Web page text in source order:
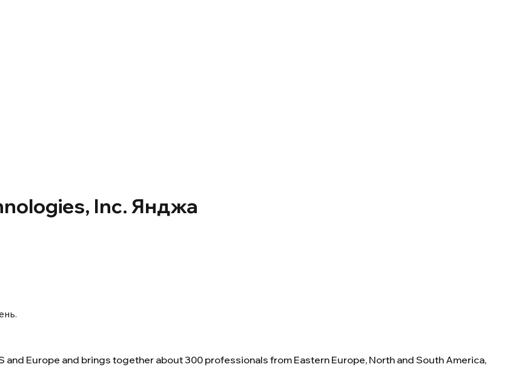
Inc. Янджа
Europe and brings together about 300 professionals from Eastern Europe, North and South America,